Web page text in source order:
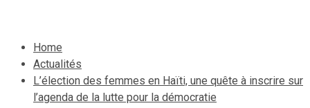
Home
Actualités
L’élection des femmes en Haïti, une quête à inscrire sur
l’agenda de la lutte pour la démocratie